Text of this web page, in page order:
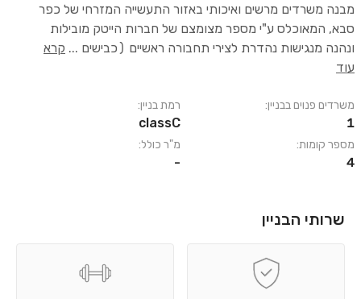
מבנה משרדים מרשים ואיכותי באזור התעשייה המזרחי של כפר
סבא, המאוכלס ע"י מספר מצומצם של חברות הייטק מובילות
ונהנה מנגישות נהדרת לצירי תחבורה ראשיים (כבישים ... קרא
עוד
משרדים פנוים בבניין:
1
מספר קומות:
4
רמת בניין:
classC
מ"ר כולל:
-
שרותי הבניין